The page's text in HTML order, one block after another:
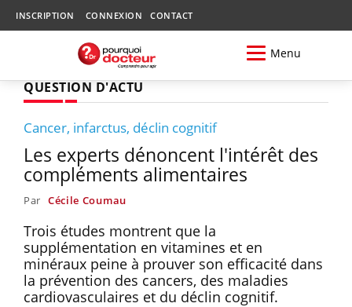
INSCRIPTION CONNEXION CONTACT
Menu
QUESTION D'ACTU
Cancer, infarctus, déclin cognitif
Les experts dénoncent l'intérêt des
compléments alimentaires
Par Cécile Coumau
Trois études montrent que la
supplémentation en vitamines et en
minéraux peine à prouver son efficacité dans
la prévention des cancers, des maladies
cardiovasculaires et du déclin cognitif.